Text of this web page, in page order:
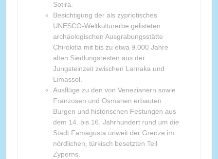
Sotira.
Besichtigung der als zypriotisches
UNESCO-Weltkulturerbe gelisteten
archäologischen Ausgrabungsstätte
Chirokitia mit bis zu etwa 9.000 Jahre
alten Siedlungsresten aus der
Jungsteinzeit zwischen Larnaka und
Limassol.
Ausflüge zu den von Venezianern sowie
Franzosen und Osmanen erbauten
Burgen und historischen Festungen aus
dem 14. bis 16. Jahrhundert rund um die
Stadt Famagusta unweit der Grenze im
nördlichen, türkisch besetzten Teil
Zyperns.